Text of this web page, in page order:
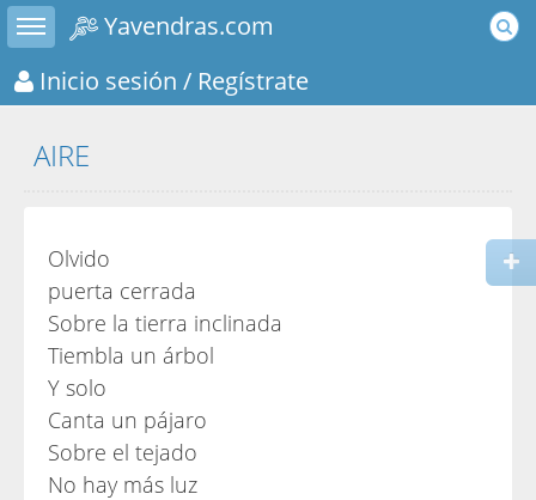
Toggle sidebar
Yavendras.com
Inicio sesión / Regístrate
AIRE
Olvido
puerta cerrada
Sobre la tierra inclinada
Tiembla un árbol
Y solo
Canta un pájaro
Sobre el tejado
No hay más luz